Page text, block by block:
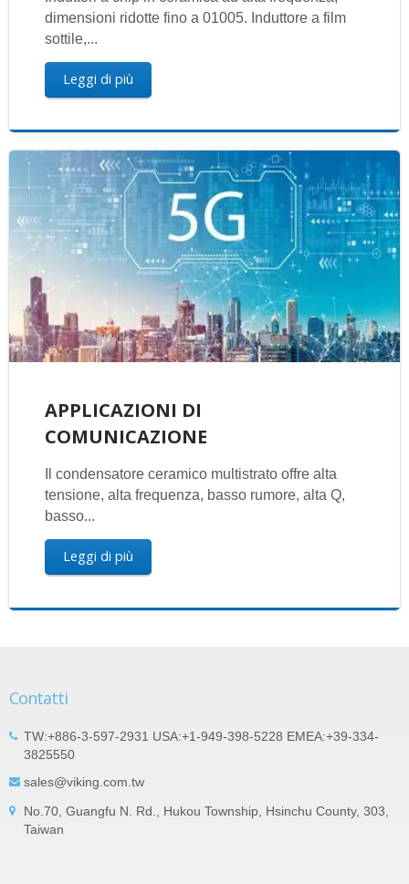
dimensioni ridotte fino a 01005. Induttore a film
sottile,...
Leggi di più
APPLICAZIONI DI
COMUNICAZIONE
Il condensatore ceramico multistrato offre alta
tensione, alta frequenza, basso rumore, alta Q,
basso...
Leggi di più
Contatti
TW:+886-3-597-2931 USA:+1-949-398-5228 EMEA:+39-334-
3825550
sales@viking.com.tw
No.70, Guangfu N. Rd., Hukou Township, Hsinchu County, 303,
Taiwan